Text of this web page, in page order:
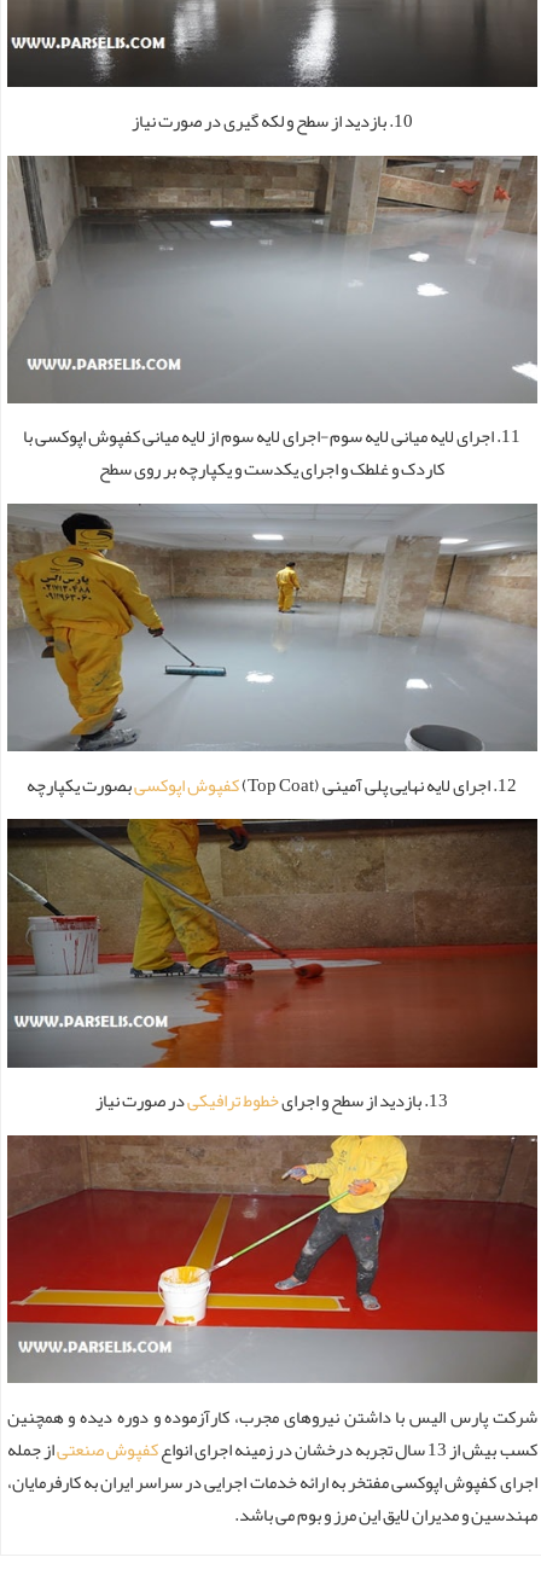
10. بازدید از سطح و لکه گیری در صورت نیاز
11. اجرای لایه میانی لایه سوم-اجرای لایه سوم از لایه میانی کفپوش اپوکسی با
کاردک و غلطک و اجرای یکدست و یکپارچه بر روی سطح
12. اجرای لایه نهایی پلی آمینی (Top Coat) کفپوش اپوکسیبصورت یکپارچه
13. بازدید از سطح و اجرای خطوط ترافیکیدر صورت نیاز
شرکت پارس الیس با داشتن نیروهای مجرب، کارآزموده و دوره دیده و همچنین
کسب بیش از 13 سال تجربه درخشان در زمینه اجرای انواع
کفپوش صنعتیاز جمله
اجرای کفپوش اپوکسی مفتخر به ارائه خدمات اجرایی در سراسر ایران به کارفرمایان،
مهندسین و مدیران لایق این مرز و بوم می باشد.